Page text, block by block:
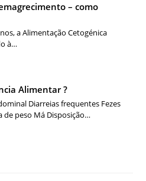
– como
a Alimentação Cetogénica
à…
Alimentar ?
Diarreias frequentes Fezes
de peso Má Disposição…